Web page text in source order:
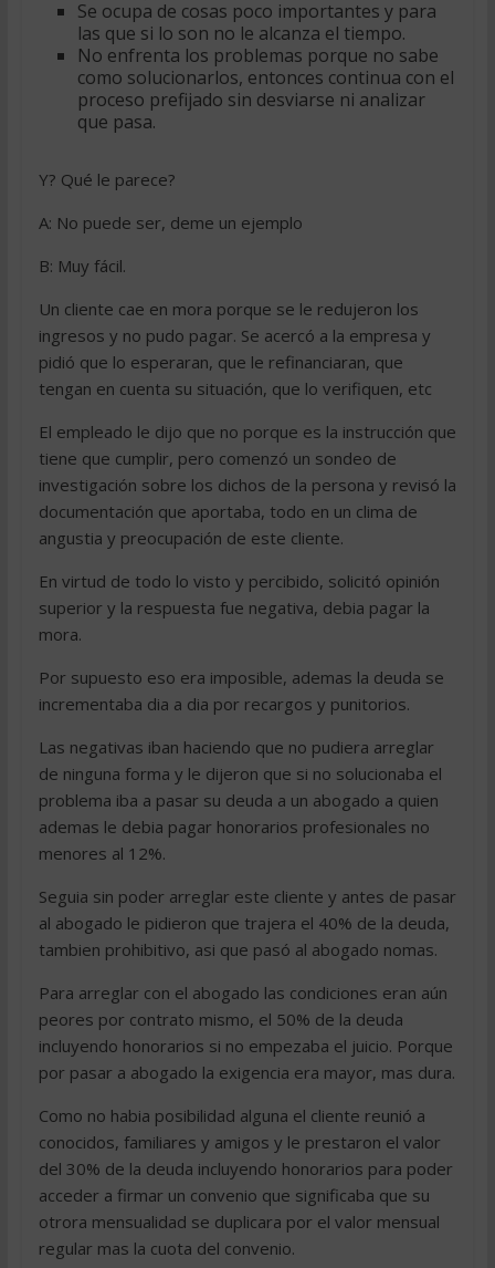
Se ocupa de cosas poco importantes y para
las que si lo son no le alcanza el tiempo.
No enfrenta los problemas porque no sabe
como solucionarlos, entonces continua con el
proceso prefijado sin desviarse ni analizar
que pasa.
Y? Qué le parece?
A: No puede ser, deme un ejemplo
B: Muy fácil.
Un cliente cae en mora porque se le redujeron los
ingresos y no pudo pagar. Se acercó a la empresa y
pidió que lo esperaran, que le refinanciaran, que
tengan en cuenta su situación, que lo verifiquen, etc
El empleado le dijo que no porque es la instrucción que
tiene que cumplir, pero comenzó un sondeo de
investigación sobre los dichos de la persona y revisó la
documentación que aportaba, todo en un clima de
angustia y preocupación de este cliente.
En virtud de todo lo visto y percibido, solicitó opinión
superior y la respuesta fue negativa, debia pagar la
mora.
Por supuesto eso era imposible, ademas la deuda se
incrementaba dia a dia por recargos y punitorios.
Las negativas iban haciendo que no pudiera arreglar
de ninguna forma y le dijeron que si no solucionaba el
problema iba a pasar su deuda a un abogado a quien
ademas le debia pagar honorarios profesionales no
menores al 12%.
Seguia sin poder arreglar este cliente y antes de pasar
al abogado le pidieron que trajera el 40% de la deuda,
tambien prohibitivo, asi que pasó al abogado nomas.
Para arreglar con el abogado las condiciones eran aún
peores por contrato mismo, el 50% de la deuda
incluyendo honorarios si no empezaba el juicio. Porque
por pasar a abogado la exigencia era mayor, mas dura.
Como no habia posibilidad alguna el cliente reunió a
conocidos, familiares y amigos y le prestaron el valor
del 30% de la deuda incluyendo honorarios para poder
acceder a firmar un convenio que significaba que su
otrora mensualidad se duplicara por el valor mensual
regular mas la cuota del convenio.